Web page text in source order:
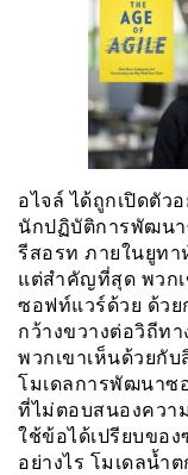
อไจล์ ได้ถูกเปิดตัว
นักปฏิบัติการพัฒน
รีสอรท ภายในยูทา
แต่สำคัญที่สุด พวก
ซอฟท์แวร์ด้วย ด้วย
กว้างขวางต่อวิถีท
พวกเขาเห็นด้วยกับ
โมเดลการพัฒนาซ
ที่ไม่ตอบสนองควา
ใช้ข้อได้เปรียบขอ
อย่างไร โมเดลน้ำ